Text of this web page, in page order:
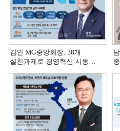
김인 MG중앙회장, 38개
실천과제로 경영혁신 시동